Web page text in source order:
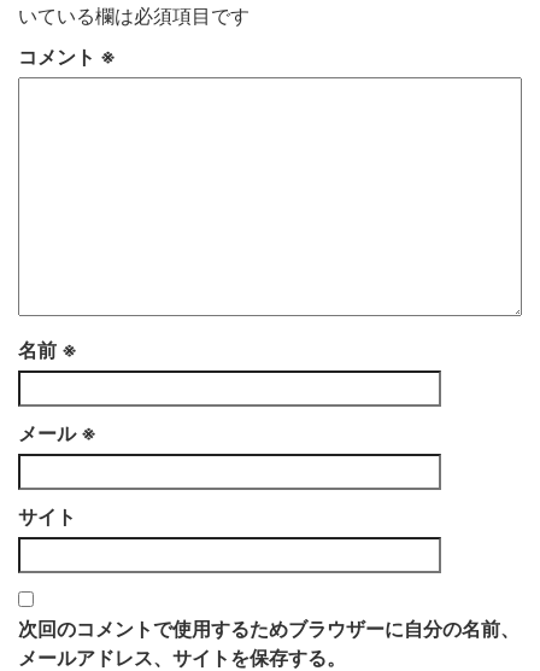
いている欄は必須項目です
コメント ※
名前 ※
メール ※
サイト
次回のコメントで使用するためブラウザーに自分の名前、
メールアドレス、サイトを保存する。